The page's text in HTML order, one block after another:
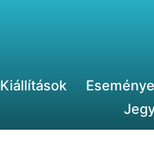
Kiállítások